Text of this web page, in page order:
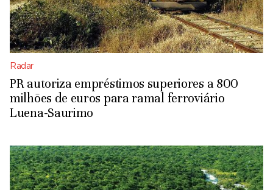
Radar
PR autoriza empréstimos superiores a 800
milhões de euros para ramal ferroviário
Luena-Saurimo